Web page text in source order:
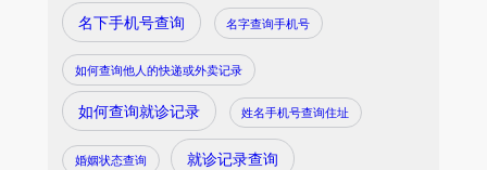
名下手机号查询 名字查询手机号
如何查询他人的快递或外卖记录
如何查询就诊记录 姓名手机号查询住址
婚姻状态查询 就诊记录查询